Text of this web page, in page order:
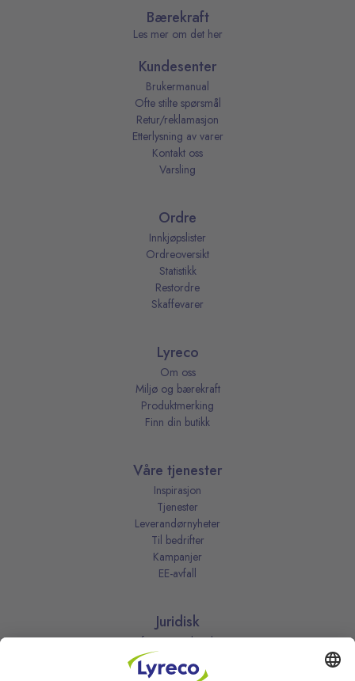
Bærekraft
Les mer om det her
Kundesenter
Brukermanual
Ofte stilte spørsmål
Retur/reklamasjon
Etterlysning av varer
Kontakt oss
Varsling
Ordre
Innkjøpslister
Ordreoversikt
Statistikk
Restordre
Skaffevarer
Lyreco
Om oss
Miljø og bærekraft
Produktmerking
Finn din butikk
Våre tjenester
Inspirasjon
Tjenester
Leverandørnyheter
Til bedrifter
Kampanjer
EE-avfall
Juridisk
Informasjonskapsler
Kjøpsbetingelser
Personvernerklæring